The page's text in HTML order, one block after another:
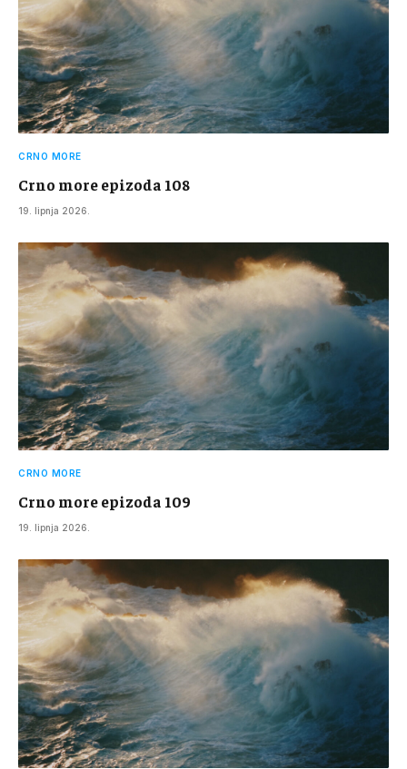
CRNO MORE
Crno more epizoda 108
19. lipnja 2026.
CRNO MORE
Crno more epizoda 109
19. lipnja 2026.